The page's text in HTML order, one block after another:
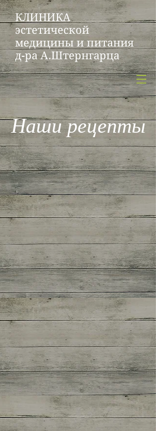
КЛИНИКА
эстетической
медицины и питания
д-ра А.Штернгарца
Наши рецепты